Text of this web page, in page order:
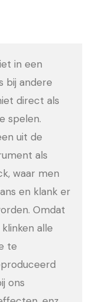
in een
bij andere
direct als
spelen.
uit de
als
waar men
en klank er
Omdat
alle
te
ons